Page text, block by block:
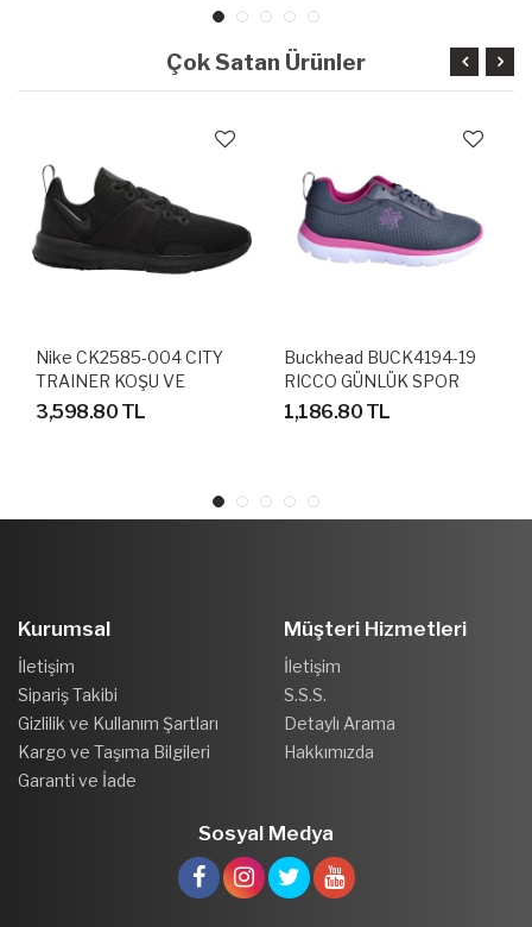
Çok Satan Ürünler
Nike CK2585-004 CITY
TRAINER KOŞU VE
YÜRÜYÜŞ AYAKKABISI
3,598.80 TL
Buckhead BUCK4194-19
RICCO GÜNLÜK SPOR
AYAKKABI
1,186.80 TL
Kurumsal
İletişim
Sipariş Takibi
Gizlilik ve Kullanım Şartları
Kargo ve Taşıma Bilgileri
Garanti ve İade
Müşteri Hizmetleri
İletişim
S.S.S.
Detaylı Arama
Hakkımızda
Sosyal Medya